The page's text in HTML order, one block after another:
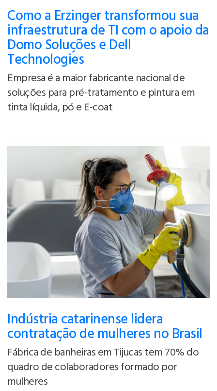
Como a Erzinger transformou sua
infraestrutura de TI com o apoio da
Domo Soluções e Dell
Technologies
Empresa é a maior fabricante nacional de
soluções para pré-tratamento e pintura em
tinta líquida, pó e E-coat
Indústria catarinense lidera
contratação de mulheres no Brasil
Fábrica de banheiras em Tijucas tem 70% do
quadro de colaboradores formado por
mulheres